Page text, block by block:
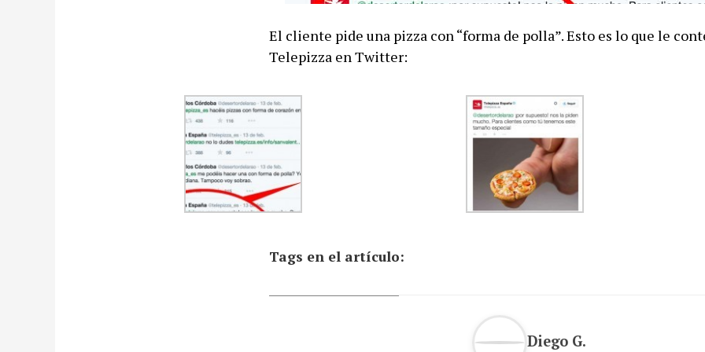
El cliente pide una pizza con “forma de polla”. Esto es lo que le
Telepizza en Twitter:
Tags en el artículo:
Diego G.